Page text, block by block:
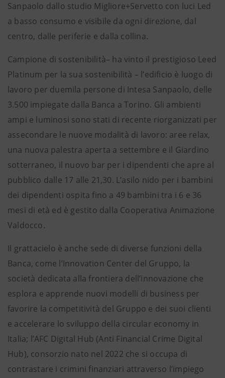
Sanpaolo dallo studio Migliore+Servetto con luci Led
a basso consumo e visibile da ogni direzione, dal
centro, dalle periferie e dalla collina.
Campione di sostenibilità– ha vinto il prestigioso Leed
Platinum per la sua sostenibilità – l’edificio è luogo di
lavoro per duemila persone di Intesa Sanpaolo, delle
3.500 impiegate dalla Banca a Torino. Gli ambienti
ampi e luminosi sono stati di recente riorganizzati per
assecondare le nuove modalità di lavoro: aree relax,
una nuova palestra aperta a settembre e il Giardino
sotterraneo, il nuovo bar per i dipendenti che apre al
pubblico dalle 17 alle 21,30. L’asilo nido per i bambini
dei dipendenti ospita fino a 49 bambini tra i 6 e 36
mesi di età ed è gestito dalla Cooperativa Animazione
Valdocco.
Il grattacielo è anche sede di diverse funzioni della
Banca, come l’Innovation Center del Gruppo, la
società dedicata alla frontiera dell’innovazione che
esplora e apprende nuovi modelli di business per
favorire la competitività del Gruppo e dei suoi clienti
e accelerare lo sviluppo della circular economy in
Italia; l’AFC Digital Hub (Anti Financial Crime Digital
Hub), consorzio nato nel 2022 che si occupa di
contrastare i crimini finanziari attraverso l’impiego